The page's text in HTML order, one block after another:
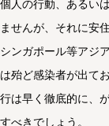
個人の行動、あるい
ませんが、それに安
シンガポール等アジ
は殆ど感染者が出て
行は早く徹底的に、
すべきでしょう。